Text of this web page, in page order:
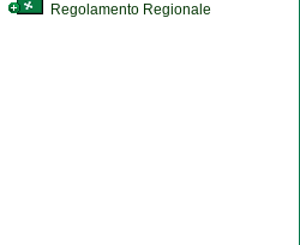
Regolamento Regionale